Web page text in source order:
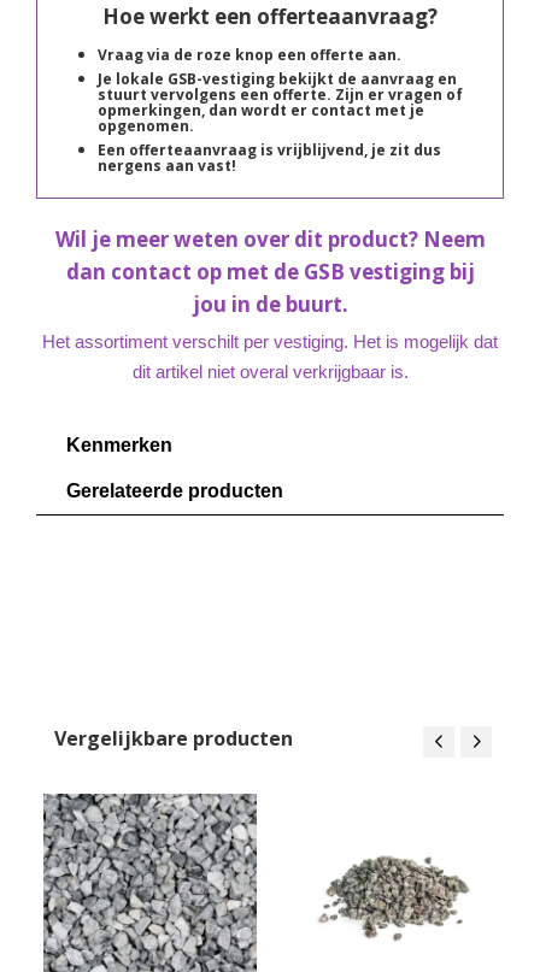
Hoe werkt een offerteaanvraag?
Vraag via de roze knop een offerte aan.
Je lokale GSB-vestiging bekijkt de aanvraag en
stuurt vervolgens een offerte. Zijn er vragen of
opmerkingen, dan wordt er contact met je
opgenomen.
Een offerteaanvraag is vrijblijvend, je zit dus
nergens aan vast!
Wil je meer weten over dit product? Neem
dan contact op met de GSB vestiging bij
jou in de buurt.
Het assortiment verschilt per vestiging. Het is mogelijk dat
dit artikel niet overal verkrijgbaar is.
Kenmerken
Gerelateerde producten
Vergelijkbare producten